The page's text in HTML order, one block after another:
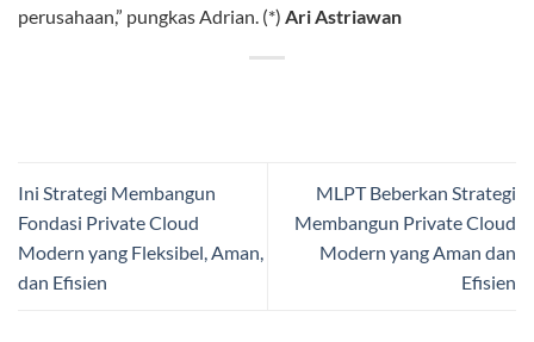
perusahaan,” pungkas Adrian. (*) Ari Astriawan
Ini Strategi Membangun
Fondasi Private Cloud
Modern yang Fleksibel, Aman,
dan Efisien
MLPT Beberkan Strategi
Membangun Private Cloud
Modern yang Aman dan
Efisien